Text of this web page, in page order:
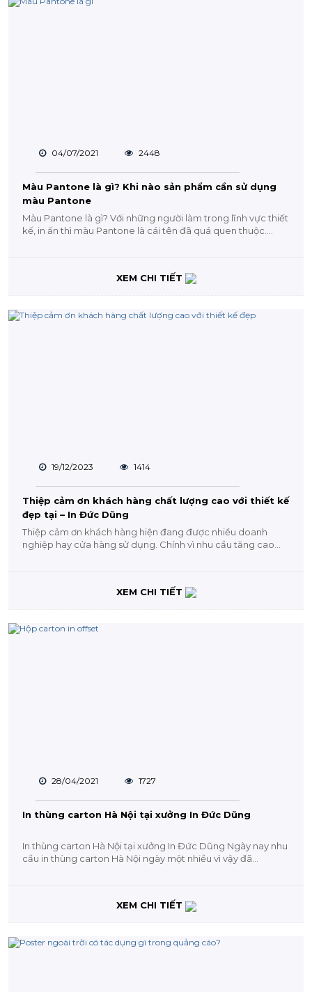
04/07/2021 2448
Màu Pantone là gì? Khi nào sản phẩm cần sử dụng
màu Pantone
Màu Pantone là gì? Với những người làm trong lĩnh vực thiết
kế, in ấn thì màu Pantone là cái tên đã quá quen thuộc....
XEM CHI TIẾT
19/12/2023 1414
Thiệp cảm ơn khách hàng chất lượng cao với thiết kế
đẹp tại – In Đức Dũng
Thiệp cảm ơn khách hàng hiện đang được nhiều doanh
nghiệp hay cửa hàng sử dụng. Chính vì nhu cầu tăng cao
XEM CHI TIẾT
28/04/2021 1727
In thùng carton Hà Nội tại xưởng In Đức Dũng
In thùng carton Hà Nội tại xưởng In Đức Dũng Ngày nay nhu
cầu in thùng carton Hà Nội ngày một nhiều vì vậy đã...
XEM CHI TIẾT